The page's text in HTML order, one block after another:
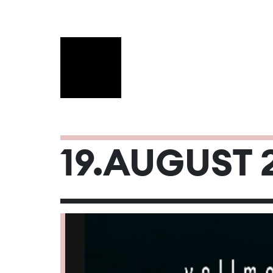
AUGUST
Mo Di
19.AUGUST